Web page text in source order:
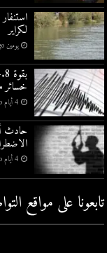
لكراير
يومين ago
خسائر
4 أيام ago
حادث
4 أيام ago
تابعونا على مواقع